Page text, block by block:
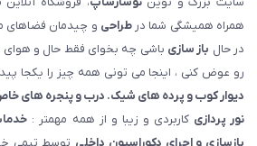
همراه همیشگی شما درطراحی و چیدمان فضاهای
در حال باز سازی باشی چه بخوای فقط حال و هوای
رو عوض کنی ، اینجا می تونی همه چیز را یکجا
دیوار کوب و پرده های شیک. درب و پنجره های
نور پردازی کاربردی و زیبا و از همه مهمتر :
بازسازی و اجرای دکوراسیون داخلی توسط تیمی